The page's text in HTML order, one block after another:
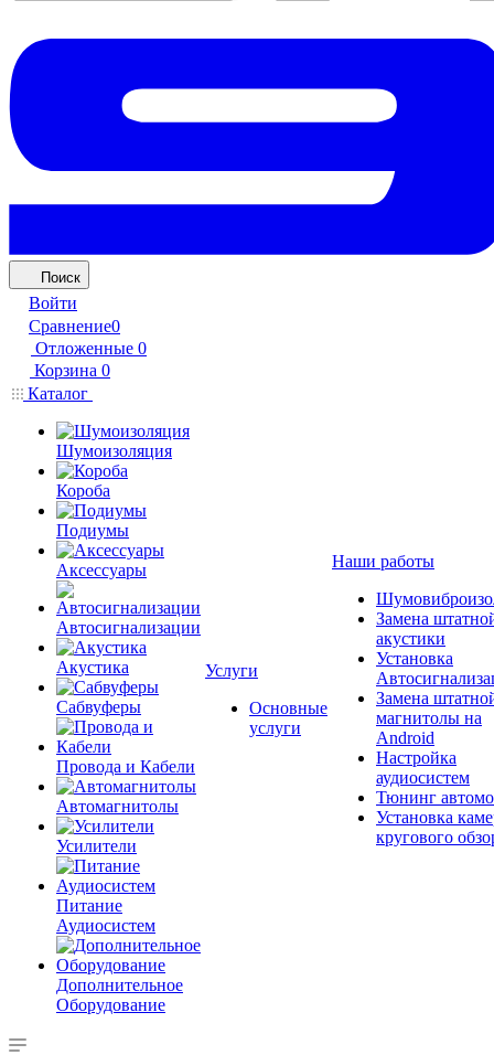
Поиск
Войти
Сравнение0
Отложенные 0
Корзина 0
Каталог
Шумоизоляция
Короба
Подиумы
Аксессуары
Автосигнализации
Акустика
Сабвуферы
Провода и Кабели
Автомагнитолы
Усилители
Питание
Аудиосистем
Дополнительное
Оборудование
Услуги
Основные
услуги
Наши работы
Замена
акустики
Установка
Замена
магнитолы на
Android
Настройка
аудиосистем
Тюнинг
Установка
кругового